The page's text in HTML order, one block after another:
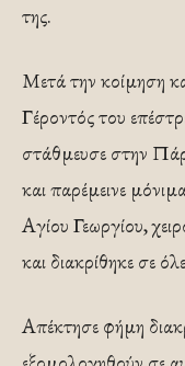
της.
Μετά την κοίμηση
Γέροντός του
στάθμευσε στην
και παρέμεινε
Αγίου Γεωργίου,
και διακρίθηκε σε
Απέκτησε φήμη